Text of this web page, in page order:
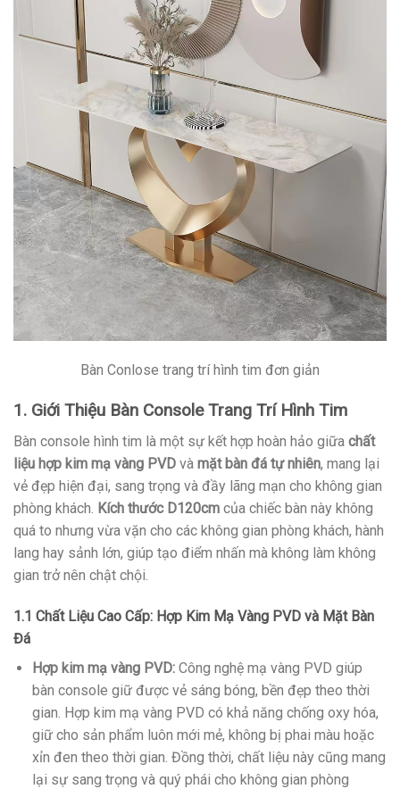
Bàn Conlose trang trí hình tim đơn giản
1. Giới Thiệu Bàn Console Trang Trí Hình Tim
Bàn console hình tim là một sự kết hợp hoàn hảo giữa chất
liệu hợp kim mạ vàng PVD và mặt bàn đá tự nhiên, mang lại
vẻ đẹp hiện đại, sang trọng và đầy lãng mạn cho không gian
phòng khách. Kích thước D120cm của chiếc bàn này không
quá to nhưng vừa vặn cho các không gian phòng khách, hành
lang hay sảnh lớn, giúp tạo điểm nhấn mà không làm không
gian trở nên chật chội.
1.1 Chất Liệu Cao Cấp: Hợp Kim Mạ Vàng PVD và Mặt Bàn
Đá
Hợp kim mạ vàng PVD:Công nghệ mạ vàng PVD giúp
bàn console giữ được vẻ sáng bóng, bền đẹp theo thời
gian. Hợp kim mạ vàng PVD có khả năng chống oxy hóa,
giữ cho sản phẩm luôn mới mẻ, không bị phai màu hoặc
xỉn đen theo thời gian. Đồng thời, chất liệu này cũng mang
lại sự sang trọng và quý phái cho không gian phòng